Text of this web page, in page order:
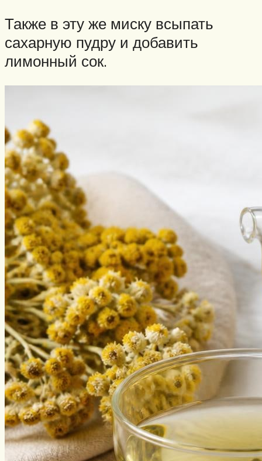
Также в эту же миску всыпать
сахарную пудру и добавить
лимонный сок.